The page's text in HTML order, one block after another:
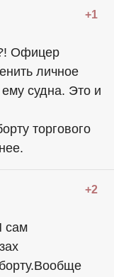
+1
Офицер
личное
судна. Это и
торгового
+2
сам